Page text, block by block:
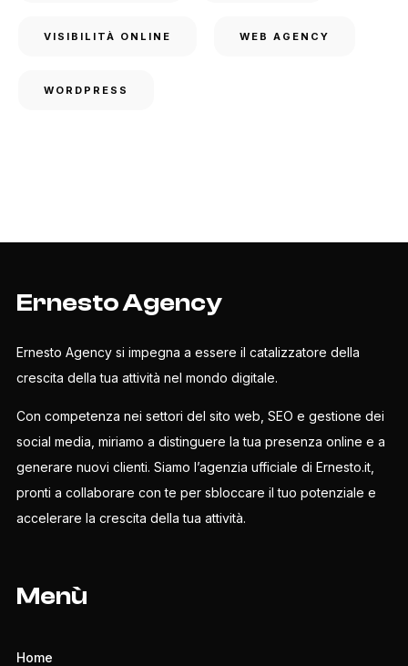
VISIBILITÀ ONLINE WEB AGENCY
WORDPRESS
Ernesto Agency
Ernesto Agency si impegna a essere il catalizzatore della
crescita della tua attività nel mondo digitale.
Con competenza nei settori del sito web, SEO e gestione dei
social media, miriamo a distinguere la tua presenza online e a
generare nuovi clienti. Siamo l’agenzia ufficiale di Ernesto.it,
pronti a collaborare con te per sbloccare il tuo potenziale e
accelerare la crescita della tua attività.
Menù
Home